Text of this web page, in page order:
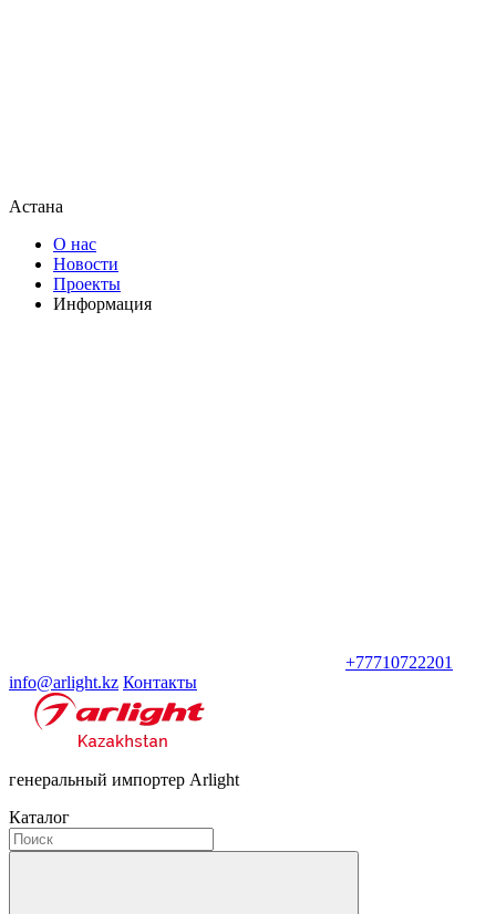
Астана
О нас
Новости
Проекты
Информация
+77710722201
info@arlight.kz Контакты
генеральный импортер Arlight
Каталог